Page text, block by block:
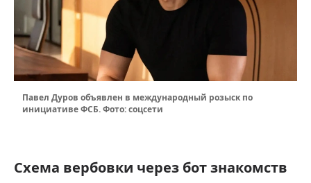
Павел Дуров объявлен в международный розыск по
инициативе ФСБ. Фото: соцсети
Схема вербовки через бот знакомств